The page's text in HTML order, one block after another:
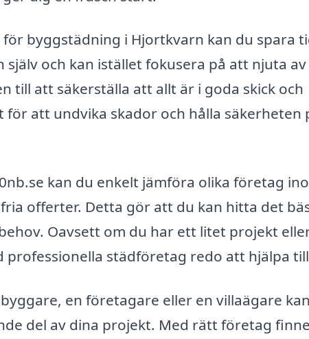
byggstädning i Hjortkvarn kan du spara
och kan istället fokusera på att njuta
till att säkerställa att allt är i goda skick och
att undvika skador och hålla säkerheten
kan du enkelt jämföra olika företag
offerter. Detta gör att du kan hitta det
Oavsett om du har ett litet projekt
städföretag redo att hjälpa
en företagare eller en villaägare kan
del av dina projekt. Med rätt företag